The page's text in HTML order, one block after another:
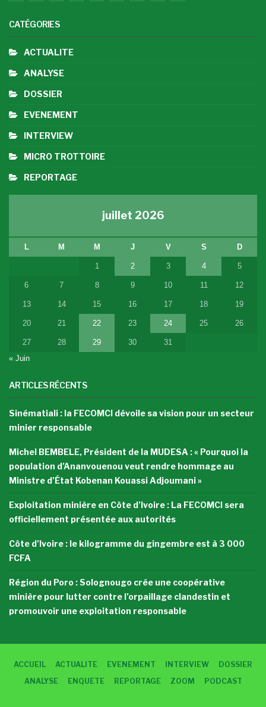
CATÉGORIES
ACTUALITE
ANALYSE
DOSSIER
EVENEMENT
INTERVIEW
MICRO TROTTOIRE
REPORTAGE
juillet 2026
L M M J V S D
1 2 3 4 5
6 7 8 9 10 11 12
13 14 15 16 17 18 19
20 21 22 23 24 25 26
27 28 29 30
31
« Juin
ARTICLES RÉCENTS
Sinématiali : la FECOMCI dévoile sa vision pour un secteur
minier responsable
Michel BEMBELE, Président de la MUDESA : « Pourquoi la
population d’Ananvouenou veut rendre hommage au
Ministre d’État Kobenan Kouassi Adjoumani »
Exploitation minière en Côte d’Ivoire : La FECOMCI sera
officiellement présentée aux autorités
Côte d’Ivoire : le kilogramme du gingembre est à 3 000
FCFA
Région du Poro : Solognougo crée une coopérative
minière pour lutter contre l’orpaillage clandestin et
promouvoir une exploitation responsable
ACCUEIL ACTUALITE EVENEMENT INTERVIEW
DOSSIER
ANALYSE
ENQUETE REPORTAGE ZOOM PODCAST